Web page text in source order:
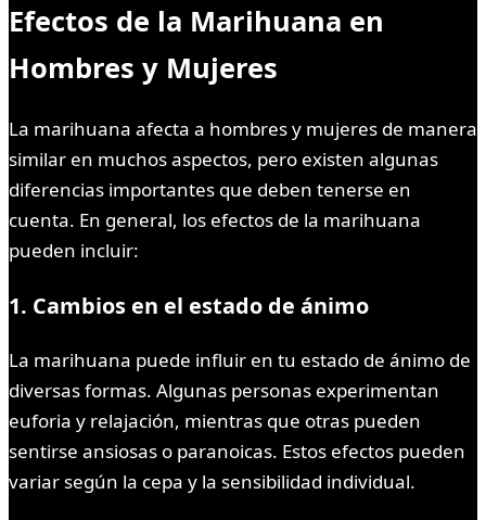
Efectos de la Marihuana en
Hombres y Mujeres
La marihuana afecta a hombres y mujeres de manera
similar en muchos aspectos, pero existen algunas
diferencias importantes que deben tenerse en
cuenta. En general, los efectos de la marihuana
pueden incluir:
1. Cambios en el estado de ánimo
La marihuana puede influir en tu estado de ánimo de
diversas formas. Algunas personas experimentan
euforia y relajación, mientras que otras pueden
sentirse ansiosas o paranoicas. Estos efectos pueden
variar según la cepa y la sensibilidad individual.